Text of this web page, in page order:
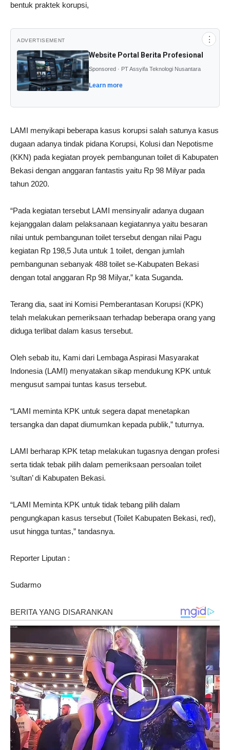
bentuk praktek korupsi,
ADVERTISEMENT ⋮
Website Portal Berita Profesional
Sponsored · PT Assyifa Teknologi Nusantara
Learn more
LAMI menyikapi beberapa kasus korupsi salah satunya kasus
dugaan adanya tindak pidana Korupsi, Kolusi dan Nepotisme
(KKN) pada kegiatan proyek pembangunan toilet di Kabupaten
Bekasi dengan anggaran fantastis yaitu Rp 98 Milyar pada
tahun 2020.
“Pada kegiatan tersebut LAMI mensinyalir adanya dugaan
kejanggalan dalam pelaksanaan kegiatannya yaitu besaran
nilai untuk pembangunan toilet tersebut dengan nilai Pagu
kegiatan Rp 198,5 Juta untuk 1 toilet, dengan jumlah
pembangunan sebanyak 488 toilet se-Kabupaten Bekasi
dengan total anggaran Rp 98 Milyar,” kata Suganda.
Terang dia, saat ini Komisi Pemberantasan Korupsi (KPK)
telah melakukan pemeriksaan terhadap beberapa orang yang
diduga terlibat dalam kasus tersebut.
Oleh sebab itu, Kami dari Lembaga Aspirasi Masyarakat
Indonesia (LAMI) menyatakan sikap mendukung KPK untuk
mengusut sampai tuntas kasus tersebut.
“LAMI meminta KPK untuk segera dapat menetapkan
tersangka dan dapat diumumkan kepada publik,” tuturnya.
LAMI berharap KPK tetap melakukan tugasnya dengan profesi
serta tidak tebak pilih dalam pemeriksaan persoalan toilet
‘sultan’ di Kabupaten Bekasi.
“LAMI Meminta KPK untuk tidak tebang pilih dalam
pengungkapan kasus tersebut (Toilet Kabupaten Bekasi, red),
usut hingga tuntas,” tandasnya.
Reporter Liputan :
Sudarmo